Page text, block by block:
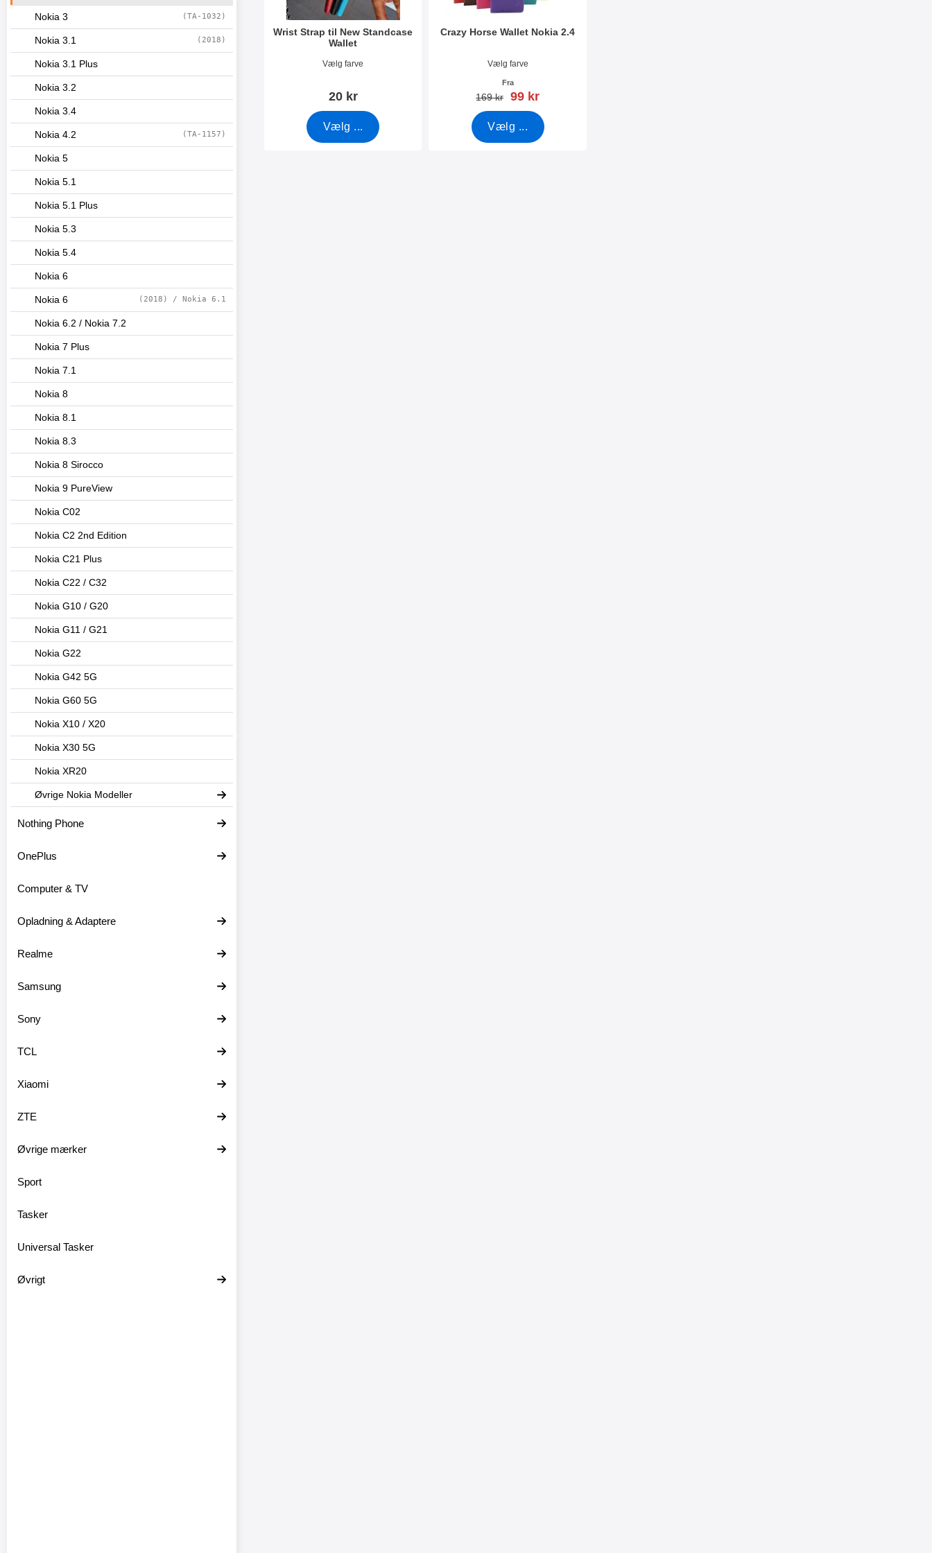
Nokia 3 (TA-1032)
Nokia 3.1 (2018)
Nokia 3.1 Plus
Nokia 3.2
Nokia 3.4
Nokia 4.2 (TA-1157)
Nokia 5
Nokia 5.1
Nokia 5.1 Plus
Nokia 5.3
Nokia 5.4
Nokia 6
Nokia 6 (2018) / Nokia 6.1
Nokia 6.2 / Nokia 7.2
Nokia 7 Plus
Nokia 7.1
Nokia 8
Nokia 8.1
Nokia 8.3
Nokia 8 Sirocco
Nokia 9 PureView
Nokia C02
Nokia C2 2nd Edition
Nokia C21 Plus
Nokia C22 / C32
Nokia G10 / G20
Nokia G11 / G21
Nokia G22
Nokia G42 5G
Nokia G60 5G
Nokia X10 / X20
Nokia X30 5G
Nokia XR20
Øvrige Nokia Modeller
Nothing Phone
OnePlus
Computer & TV
Opladning & Adaptere
Realme
Samsung
Sony
TCL
Xiaomi
ZTE
Øvrige mærker
Sport
Tasker
Universal Tasker
Øvrigt
Wrist Strap til New Standcase
Wallet
Varenr 40789Vælg farve
20 kr
Vælg ...
Crazy Horse Wallet Nokia 2.4
Varenr 40371Vælg farve
Fra
pris
169 kr pris
99 kr
Vælg ...